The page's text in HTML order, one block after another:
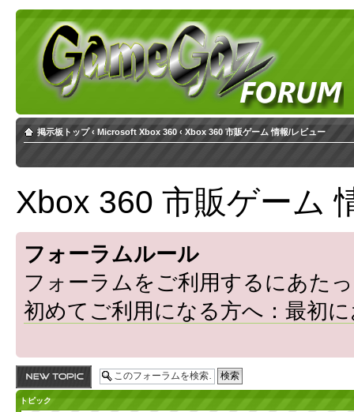
掲示板トップ ‹ Microsoft Xbox 360 ‹ Xbox 360 市販ゲーム 情報/レビュー
Xbox 360 市販ゲーム
フォーラムルール
フォーラムをご利用するにあた
初めてご利用になる方へ：最初
トピック